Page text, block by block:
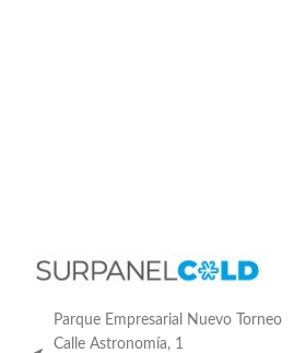
Parque Empresarial Nuevo Torneo
Calle Astronomía, 1